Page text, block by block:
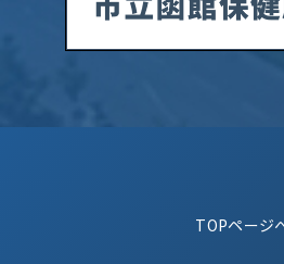
TOPページ